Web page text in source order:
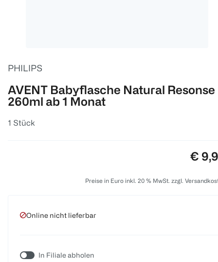
PHILIPS
AVENT Babyflasche Natural Resonse
260ml ab 1 Monat
1 Stück
€
Preise in Euro inkl. 20 % MwSt. zzgl.
Online nicht lieferbar
In Filiale abholen